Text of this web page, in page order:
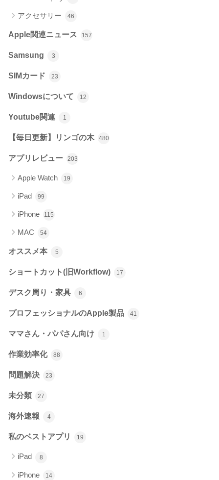
アクセサリー 46
Apple関連ニュース 157
Samsung 3
SIMカード 23
Windowsについて 12
Youtube関連 1
【毎日更新】リンゴの木 480
アプリレビュー 203
Apple Watch 19
iPad 99
iPhone 115
MAC 54
オススメ本 5
ショートカット(旧Workflow) 17
デスク周り・家具 6
プロフェッショナルのApple製品 41
ママさん・パパさん向け 1
作業効率化 88
問題解決 23
未分類 27
海外速報 4
私のベストアプリ 19
iPad 8
iPhone 14